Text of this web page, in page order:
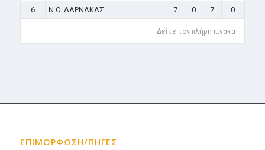
6
N.O. ΛΑΡΝΑΚΑΣ 7 0 7 0
Δείτε τον πλήρη πίνακα
ΕΠΙΜΟΡΦΩΣΗ/ΠΗΓΕΣ